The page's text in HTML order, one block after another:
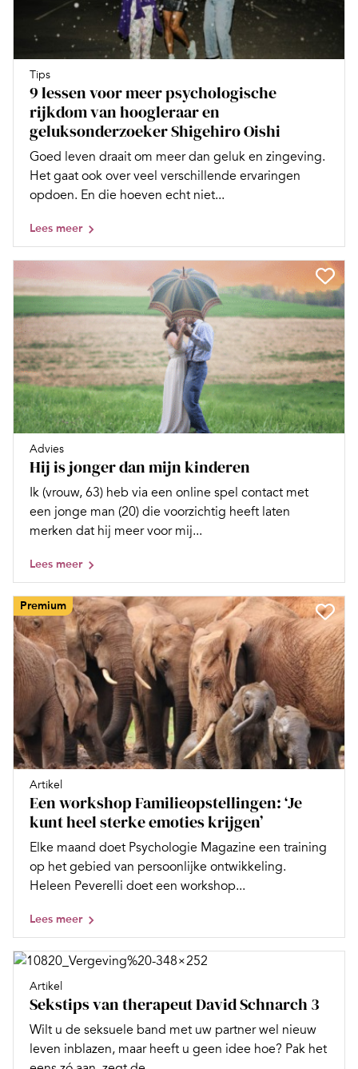
Tips
9 lessen voor meer psychologische
rijkdom van hoogleraar en
geluksonderzoeker Shigehiro Oishi
Goed leven draait om meer dan geluk en zingeving.
Het gaat ook over veel verschillende ervaringen
opdoen. En die hoeven echt niet...
Lees meer
Advies
Hij is jonger dan mijn kinderen
Ik (vrouw, 63) heb via een online spel contact met
een jonge man (20) die voorzichtig heeft laten
merken dat hij meer voor mij...
Lees meer
Premium
Artikel
Een workshop Familieopstellingen: ‘Je
kunt heel sterke emoties krijgen’
Elke maand doet Psychologie Magazine een training
op het gebied van persoonlijke ontwikkeling.
Heleen Peverelli doet een workshop...
Lees meer
Artikel
Sekstips van therapeut David Schnarch 3
Wilt u de seksuele band met uw partner wel nieuw
leven inblazen, maar heeft u geen idee hoe? Pak het